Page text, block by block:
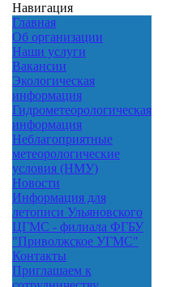
Навигация
Главная
Об организации
Наши услуги
Вакансии
Экологическая
информация
Гидрометеорологическая
информация
Неблагоприятные
метеорологические
условия (НМУ)
Новости
Информация для
летописи Ульяновского
ЦГМС - филиала ФГБУ
"Приволжское УГМС"
Контакты
Приглашаем к